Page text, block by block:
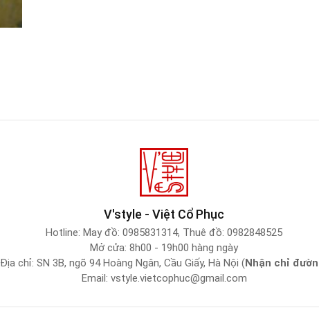
V'style - Việt Cổ Phục
Hotline: May đồ: 0985831314, Thuê đồ: 0982848525
Mở cửa: 8h00 - 19h00 hàng ngày
Địa chỉ: SN 3B, ngõ 94 Hoàng Ngân, Cầu Giấy, Hà Nội (Nhận chỉ
Email: vstyle.vietcophuc@gmail.com